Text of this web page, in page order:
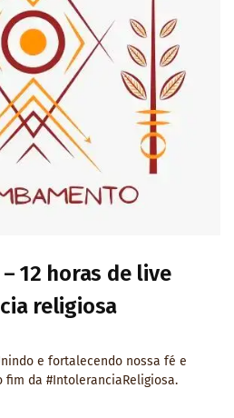
12 horas de live
religiosa
e fortalecendo nossa fé e
fim da #IntoleranciaReligiosa.